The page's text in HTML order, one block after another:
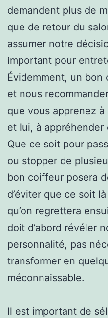
demandent plus de
que de retour du
assumer notre
important pour
Évidemment, un bon
et nous
que vous apprenez
et lui, à appréhender
Que ce soit pour
ou stopper de
bon coiffeur posera
d’éviter que ce soit
qu’on regrettera
doit d’abord révéler
personnalité, pas
transformer en
méconnaissable.
Il est important de